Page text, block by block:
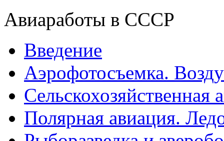
Авиаработы в СССР
Введение
Аэрофотосъемка.
Сельскохозяйственная
Полярная авиация.